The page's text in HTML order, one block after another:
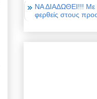
ΝΑ ΔΙΑΔΩΘΕΙ!!! Με
φερθείς στους